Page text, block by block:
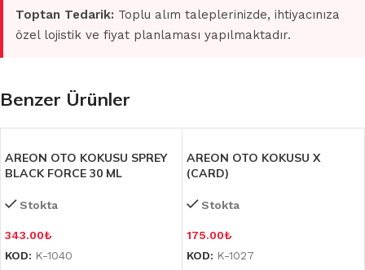
Toptan Tedarik: Toplu alım taleplerinizde, ihtiyacınıza
özel lojistik ve fiyat planlaması yapılmaktadır.
Benzer Ürünler
AREON OTO KOKUSU SPREY
BLACK FORCE 30 ML
Stokta
343.00₺
KOD: K-1040
AREON OTO KOKUSU X
(CARD)
Stokta
175.00₺
KOD: K-1027